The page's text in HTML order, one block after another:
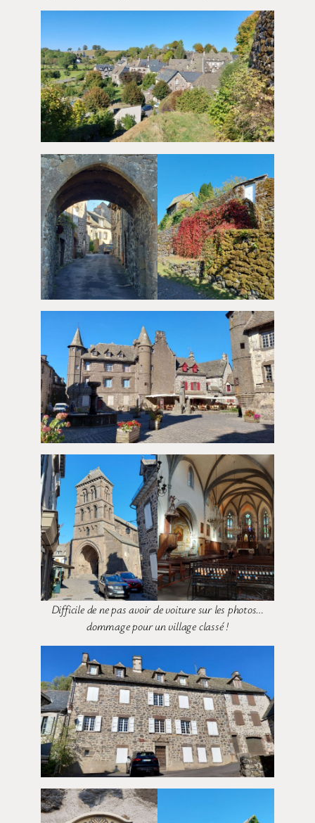
Difficile de ne pas avoir de voiture sur les photos…
dommage pour un village classé !